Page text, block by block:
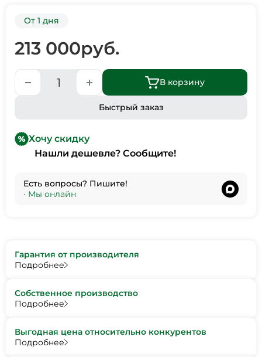
От 1 дня
213 000руб.
В корзину
Быстрый заказ
Хочу скидку
Нашли дешевле? Сообщите!
Есть вопросы? Пишите!
• Мы онлайн
Гарантия от производителя
Подробнее
Собственное производство
Подробнее
Выгодная цена относительно конкурентов
Подробнее